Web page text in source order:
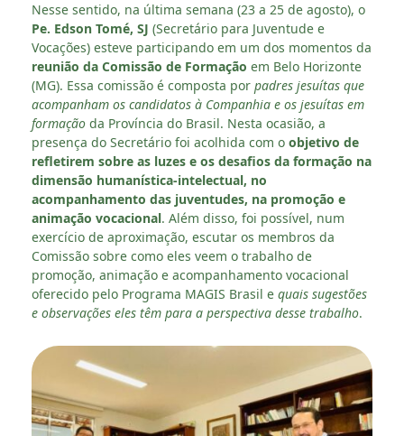
Nesse sentido, na última semana (23 a 25 de agosto), o
Pe. Edson Tomé, SJ (Secretário para Juventude e
Vocações) esteve participando em um dos momentos da
reunião da Comissão de Formação em Belo Horizonte
(MG). Essa comissão é composta por padres jesuítas que
acompanham os candidatos à Companhia e os jesuítas em
formação da Província do Brasil. Nesta ocasião, a
presença do Secretário foi acolhida com o objetivo de
refletirem sobre as luzes e os desafios da formação na
dimensão humanística-intelectual, no
acompanhamento das juventudes, na promoção e
animação vocacional. Além disso, foi possível, num
exercício de aproximação, escutar os membros da
Comissão sobre como eles veem o trabalho de
promoção, animação e acompanhamento vocacional
oferecido pelo Programa MAGIS Brasil e quais sugestões
e observações eles têm para a perspectiva desse trabalho.